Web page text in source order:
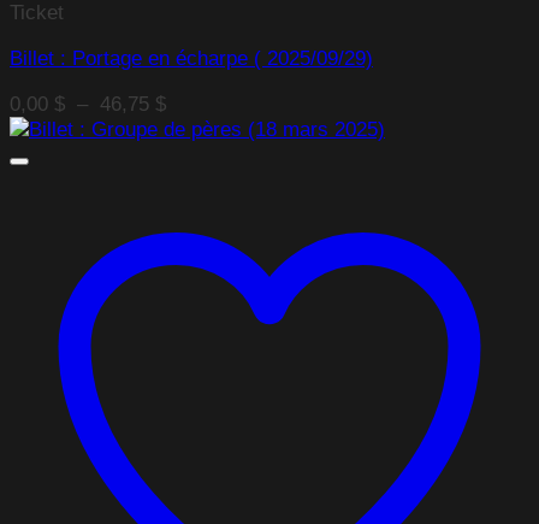
Ticket
Billet : Portage en écharpe ( 2025/09/29)
0,00 $ – 46,75 $Plage
de
46,75 $